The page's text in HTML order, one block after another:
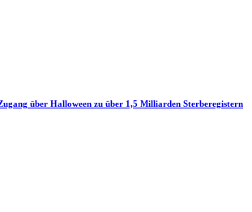
über Halloween zu über 1,5 Milliarden Sterberegistern